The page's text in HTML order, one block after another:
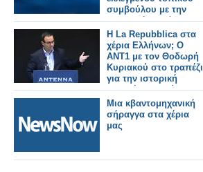
συμβούλου με την
δημοτική παράταξη
του κ. Γαλούνη ''ΝΕΑ
ΜΕΡΑ - ΚΑΘΑΡΑ
ΧΕΡΙΑ'
Η La Repubblica στα
χέρια Ελλήνων; Ο
ΑΝΤ1 με τον Θοδωρή
Κυριακού στο τραπέζι
για την ιστορική
ιταλική εφημερίδα
Μια κβαντομηχανική
σήραγγα στα χέρια
μας